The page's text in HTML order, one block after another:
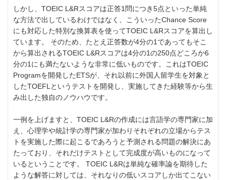
しかし、TOEIC L&Rスコアは正答1問につき5点といった単純
な方法で出しているわけではなく、こういったChance Score
にも対応した特別な換算表を使ってTOEIC L&Rスコアを算出し
ています。 そのため、たとえ正答数が4分の1であってもそこ
から算出されるTOEIC L&Rスコアは4分の1の250点どころか6
分の1にも満たないような非常に低いものです。これはTOEIC
Programを開発したETSが、それ以前に外国人留学生を対象と
したTOEFLというテストを開発し、実施してきた経験等から生
み出した独自のノウハウです。
一例を上げますと、TOEIC L&Rの作成には言語学の専門家に加
え、心理学や統計学の専門家が加わりそれぞれの立場からテス
トを実施した際に起こるであろうと予測される問題の解決にあ
たっており、それだけテストとして完成度が高いものになって
いるということです。 TOEIC L&Rは単純な確率論を期待した
ような解答に対しては、それなりの低いスコアしか出てこない